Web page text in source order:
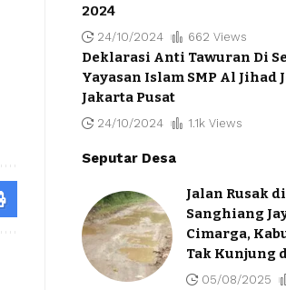
2024
24/10/2024 662 Views
Deklarasi Anti Tawuran Di
Yayasan Islam SMP Al Jihad
Jakarta Pusat
24/10/2024 1.1k Views
Seputar Desa
Jalan Rusak
Sanghiang
Cimarga,
Tak Kunjung
05/08/2025